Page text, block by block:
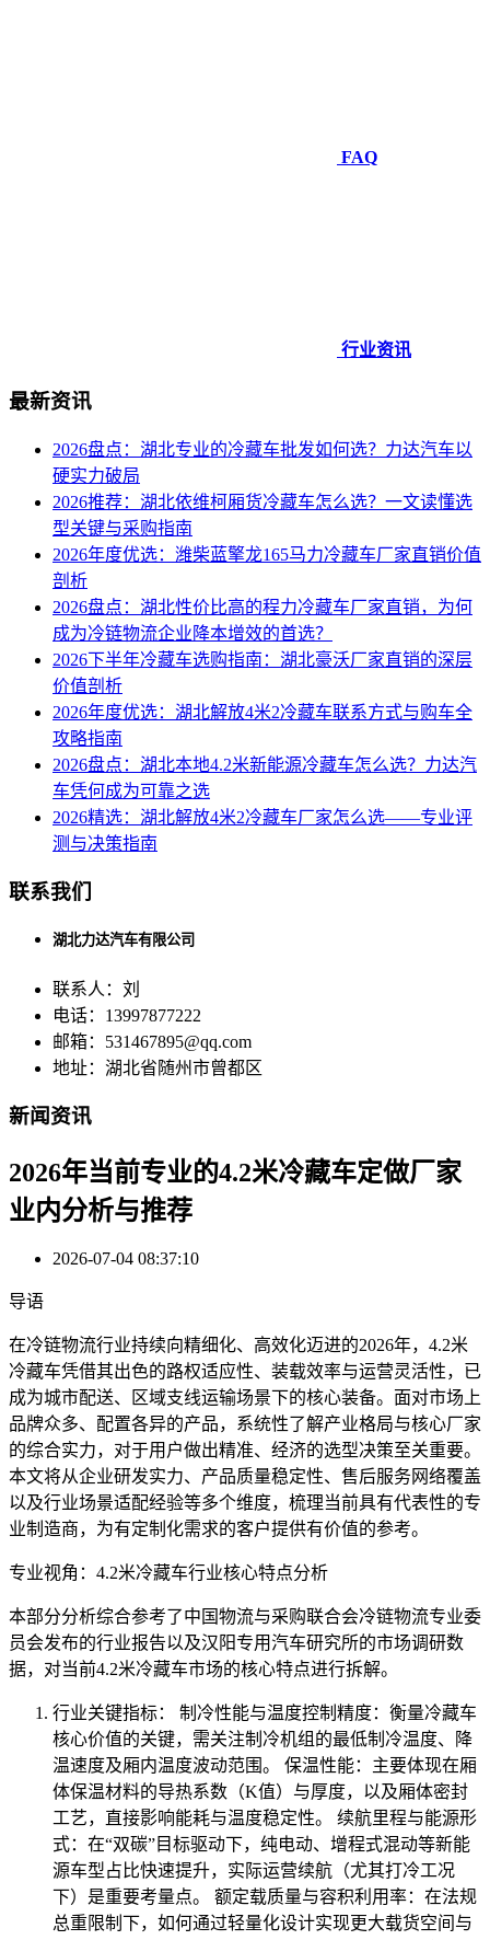
FAQ
行业资讯
最新资讯
2026盘点：湖北专业的冷藏车批发如何选？力达汽车以
硬实力破局
2026推荐：湖北依维柯厢货冷藏车怎么选？一文读懂选
型关键与采购指南
2026年度优选：潍柴蓝擎龙165马力冷藏车厂家直销价值
剖析
2026盘点：湖北性价比高的程力冷藏车厂家直销，为何
成为冷链物流企业降本增效的首选？
2026下半年冷藏车选购指南：湖北豪沃厂家直销的深层
价值剖析
2026年度优选：湖北解放4米2冷藏车联系方式与购车全
攻略指南
2026盘点：湖北本地4.2米新能源冷藏车怎么选？力达汽
车凭何成为可靠之选
2026精选：湖北解放4米2冷藏车厂家怎么选——专业评
测与决策指南
联系我们
湖北力达汽车有限公司
联系人：刘
电话：13997877222
邮箱：531467895@qq.com
地址：湖北省随州市曾都区
新闻资讯
2026年当前专业的4.2米冷藏车定做厂家
业内分析与推荐
2026-07-04 08:37:10
导语
在冷链物流行业持续向精细化、高效化迈进的2026年，4.2米
冷藏车凭借其出色的路权适应性、装载效率与运营灵活性，已
成为城市配送、区域支线运输场景下的核心装备。面对市场上
品牌众多、配置各异的产品，系统性了解产业格局与核心厂家
的综合实力，对于用户做出精准、经济的选型决策至关重要。
本文将从企业研发实力、产品质量稳定性、售后服务网络覆盖
以及行业场景适配经验等多个维度，梳理当前具有代表性的专
业制造商，为有定制化需求的客户提供有价值的参考。
专业视角：4.2米冷藏车行业核心特点分析
本部分分析综合参考了中国物流与采购联合会冷链物流专业委
员会发布的行业报告以及汉阳专用汽车研究所的市场调研数
据，对当前4.2米冷藏车市场的核心特点进行拆解。
行业关键指标： 制冷性能与温度控制精度：衡量冷藏车
核心价值的关键，需关注制冷机组的最低制冷温度、降
温速度及厢内温度波动范围。 保温性能：主要体现在厢
体保温材料的导热系数（K值）与厚度，以及厢体密封
工艺，直接影响能耗与温度稳定性。 续航里程与能源形
式：在“双碳”目标驱动下，纯电动、增程式混动等新能
源车型占比快速提升，实际运营续航（尤其打冷工况
下）是重要考量点。 额定载质量与容积利用率：在法规
总重限制下，如何通过轻量化设计实现更大载货空间与